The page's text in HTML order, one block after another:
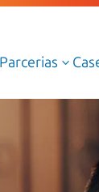
de Cloud
de Cloud
Parcerias 3